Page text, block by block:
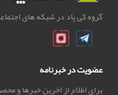
گروه کی پاد در شبکه های
عضویت در خبرنامه
برای اطلاع از اخرین خبرها و